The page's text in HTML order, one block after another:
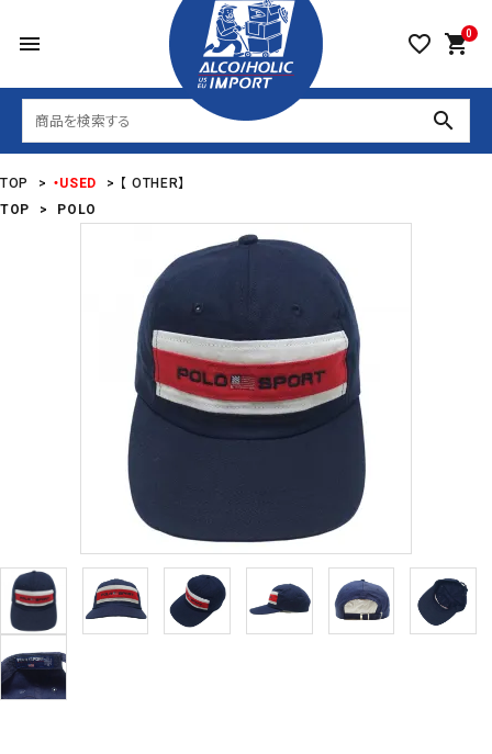
menu favorite_border 0
shopping_cart
search
TOP > ・USED >
【 OTHER】
TOP
> POLO